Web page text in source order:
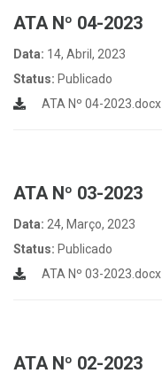
ATA Nº 04-2023
Data: 14, Abril, 2023
Status: Publicado
ATA Nº 04-2023.docx
ATA Nº 03-2023
Data: 24, Março, 2023
Status: Publicado
ATA Nº 03-2023.docx
ATA Nº 02-2023